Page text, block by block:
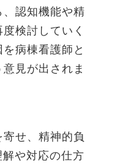
認知機能や精
検討していく
病棟看護師と
見が出されま
せ、精神的負
や対応の仕方